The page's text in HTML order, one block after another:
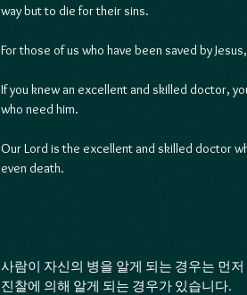
way but to die for their sins.
For those of us who have been saved by
If you knew an excellent and skilled doctor,
who need him.
Our Lord is the excellent and skilled doctor
even death.
사람이 자신의 병을 알게 되는 경우는 먼
진찰에 의해 알게 되는 경우가 있습니다.